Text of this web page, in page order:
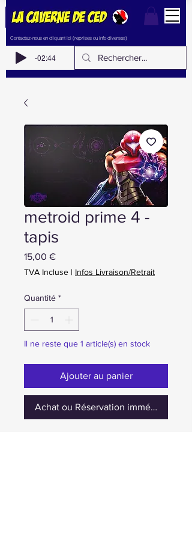
Contactez-nous en cliquant ici (reprises ou info diverses)
-02:44
metroid prime 4 -
tapis
15,00 €Prix
TVA Incluse | Infos Livraison/Retrait
Quantité *
Il ne reste que 1 article(s) en stock
Ajouter au panier
Achat ou Réservation immédiate